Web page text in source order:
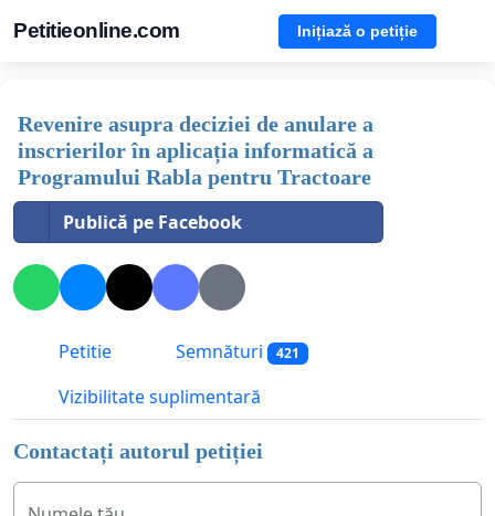
Petitieonline.com Inițiază o petiție
Revenire asupra deciziei de anulare a
inscrierilor în aplicația informatică a
Programului Rabla pentru Tractoare
Publică pe Facebook
Petitie Semnături 421
Vizibilitate suplimentară
Contactați autorul petiției